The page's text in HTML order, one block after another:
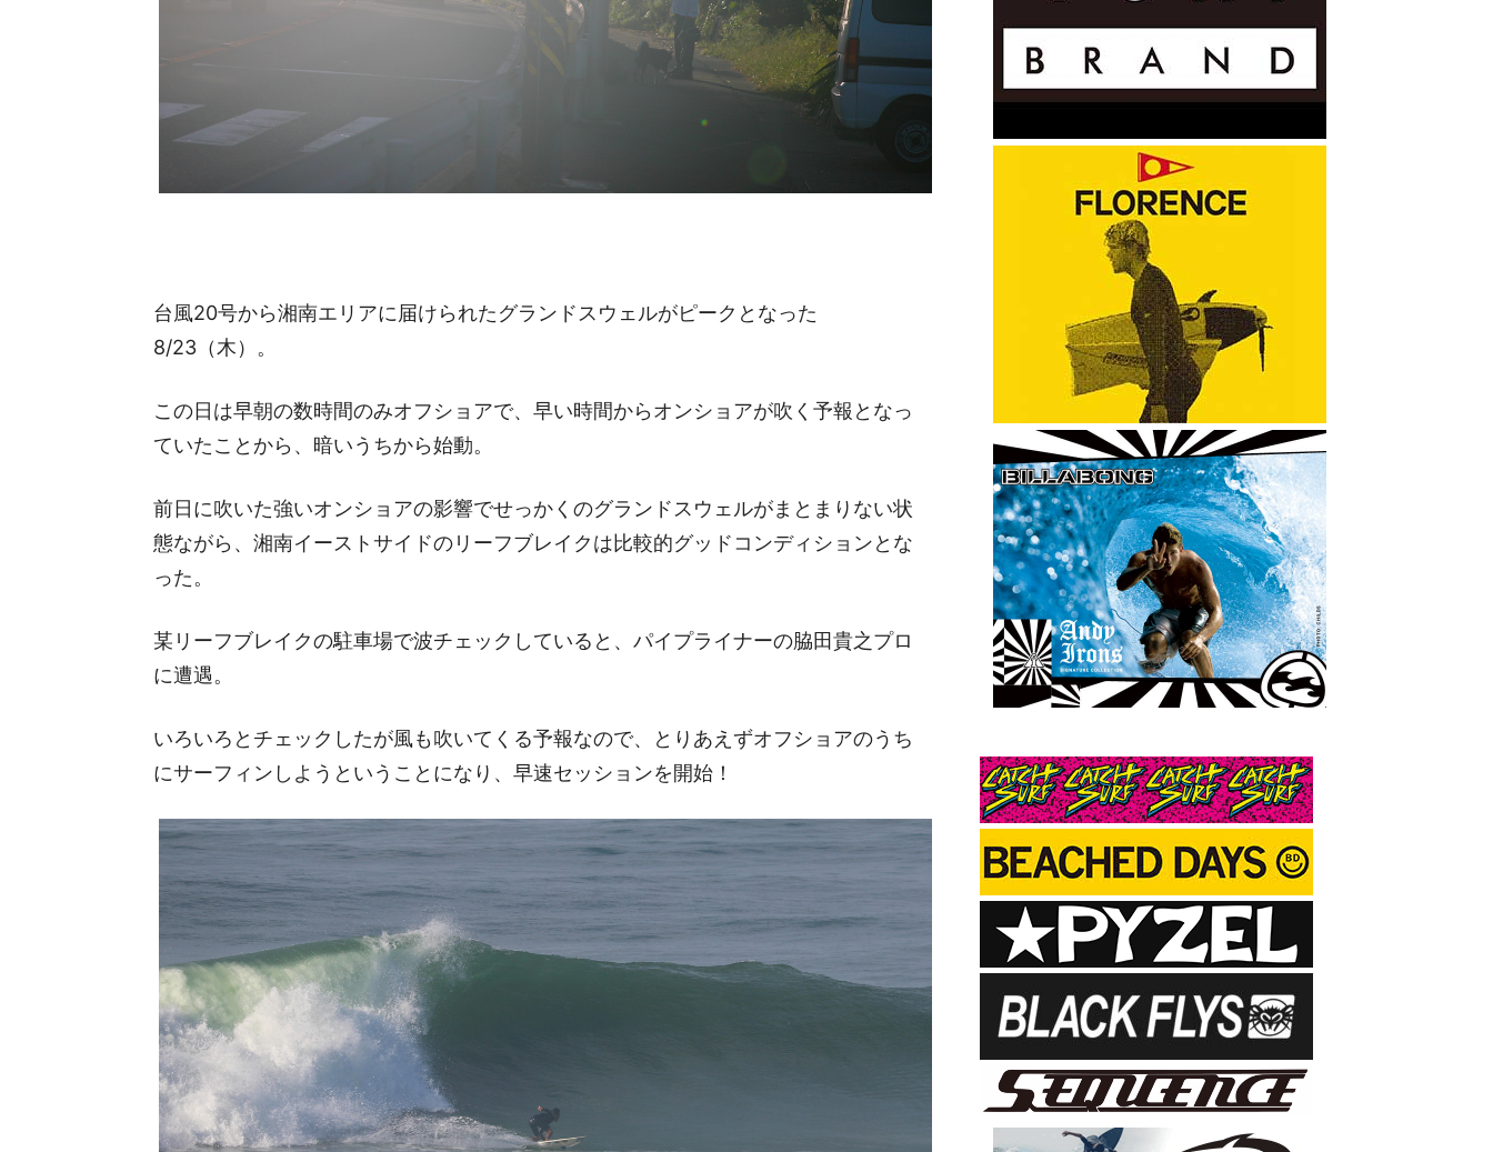
台風20号から湘南エリアに届けられたグランドスウェルがピークとなった
8/23（木）。
この日は早朝の数時間のみオフショアで、早い時間からオンショアが吹く予報となっ
ていたことから、暗いうちから始動。
前日に吹いた強いオンショアの影響でせっかくのグランドスウェルがまとまりない状
態ながら、湘南イーストサイドのリーフブレイクは比較的グッドコンディションとな
った。
某リーフブレイクの駐車場で波チェックしていると、パイプライナーの脇田貴之プロ
に遭遇。
いろいろとチェックしたが風も吹いてくる予報なので、とりあえずオフショアのうち
にサーフィンしようということになり、早速セッションを開始！